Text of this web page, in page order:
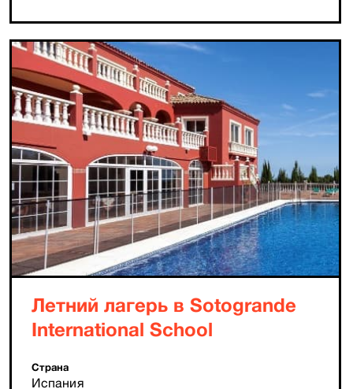
Летний лагерь в Sotogrande
International School
Страна
Испания